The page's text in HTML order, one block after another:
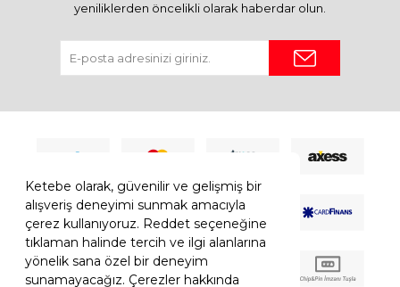
Ketebe olarak, güvenilir ve gelişmiş bir
alışveriş deneyimi sunmak amacıyla
çerez kullanıyoruz. Reddet seçeneğine
tıklaman halinde tercih ve ilgi alanlarına
yönelik sana özel bir deneyim
sunamayacağız. Çerezler hakkında
yeniliklerden öncelikli olarak haberdar olun.